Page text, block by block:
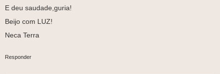
E deu saudade,guria!
Beijo com LUZ!
Neca Terra
Responder